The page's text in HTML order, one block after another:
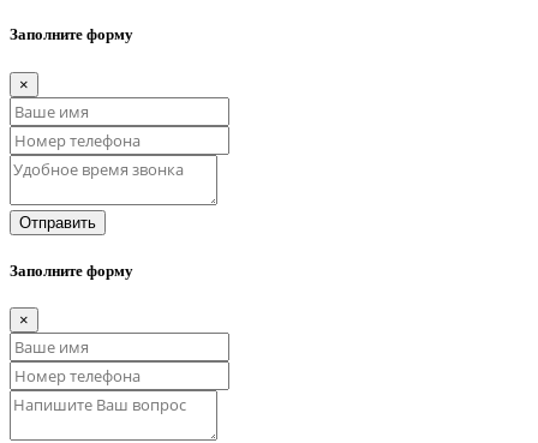
Заполните форму
×
Отправить
Заполните форму
×